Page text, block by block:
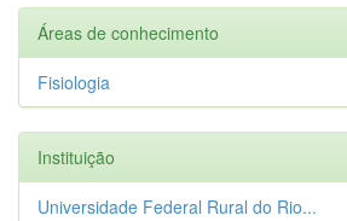
Áreas de conhecimento
Fisiologia
Instituição
Universidade Federal Rural do Rio...